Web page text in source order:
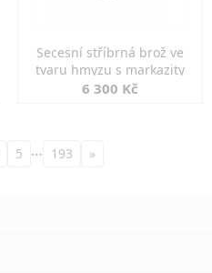
Secesní stříbrná brož ve
tvaru hmyzu s markazity
6 300 Kč
5 … 193 »